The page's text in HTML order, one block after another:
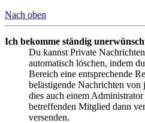
Nach oben
Ich bekomme ständig
Du kannst Private
automatisch löschen, indem
Bereich eine entsprechende
belästigende Nachrichten von
dies auch einem
betreffenden Mitglied dann
versenden.